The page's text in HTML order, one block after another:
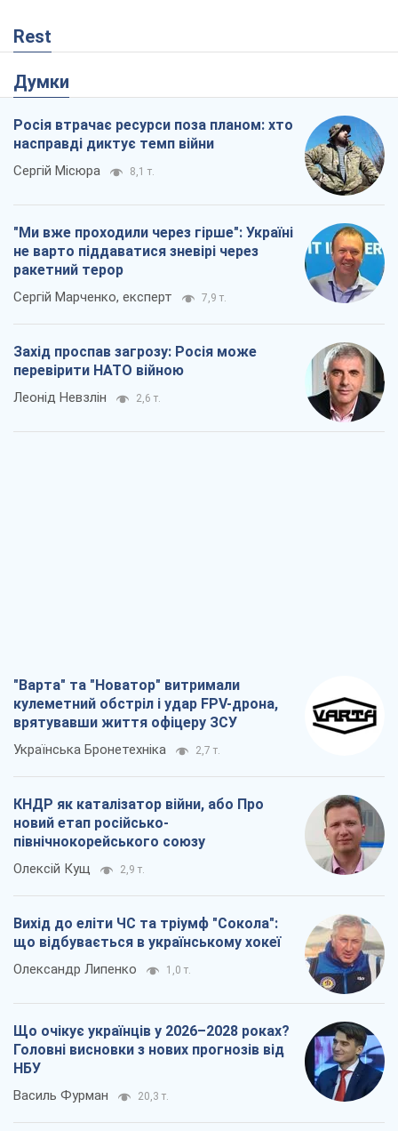
Rest
Думки
Росія втрачає ресурси поза планом: хто
насправді диктує темп війни
Сергій Місюра 8,1 т.
"Ми вже проходили через гірше": Україні
не варто піддаватися зневірі через
ракетний терор
Сергій Марченко, експерт 7,9 т.
Захід проспав загрозу: Росія може
перевірити НАТО війною
Леонід Невзлін 2,6 т.
"Варта" та "Новатор" витримали
кулеметний обстріл і удар FPV-дрона,
врятувавши життя офіцеру ЗСУ
Українська Бронетехніка 2,7 т.
КНДР як каталізатор війни, або Про
новий етап російсько-
північнокорейського союзу
Олексій Кущ 2,9 т.
Вихід до еліти ЧС та тріумф "Сокола":
що відбувається в українському хокеї
Олександр Липенко 1,0 т.
Що очікує українців у 2026–2028 роках?
Головні висновки з нових прогнозів від
НБУ
Василь Фурман 20,3 т.